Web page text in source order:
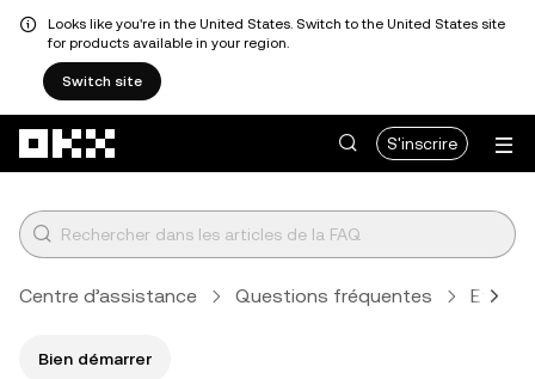
Looks like you're in the United States. Switch to the United States site
for products available in your region.
Switch site
S'inscrire
Centre d’assistance Questions fréquentes
Bien démarrer